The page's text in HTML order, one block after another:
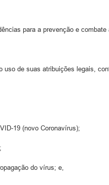
para a prevenção e
de suas atribuições legais,
19 (novo Coronavírus);
do vírus; e,